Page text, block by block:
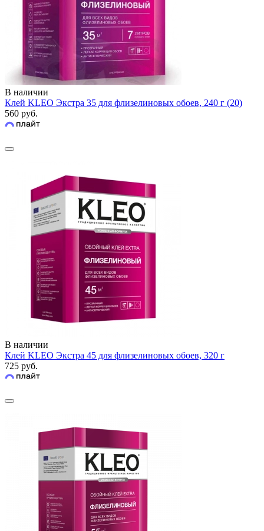
В наличии
Клей KLEO Экстра 35 для флизелиновых обоев, 240 г (20)
560 руб.
В наличии
Клей KLEO Экстра 45 для флизелиновых обоев, 320 г
725 руб.